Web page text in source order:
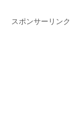
スポンサーリンク